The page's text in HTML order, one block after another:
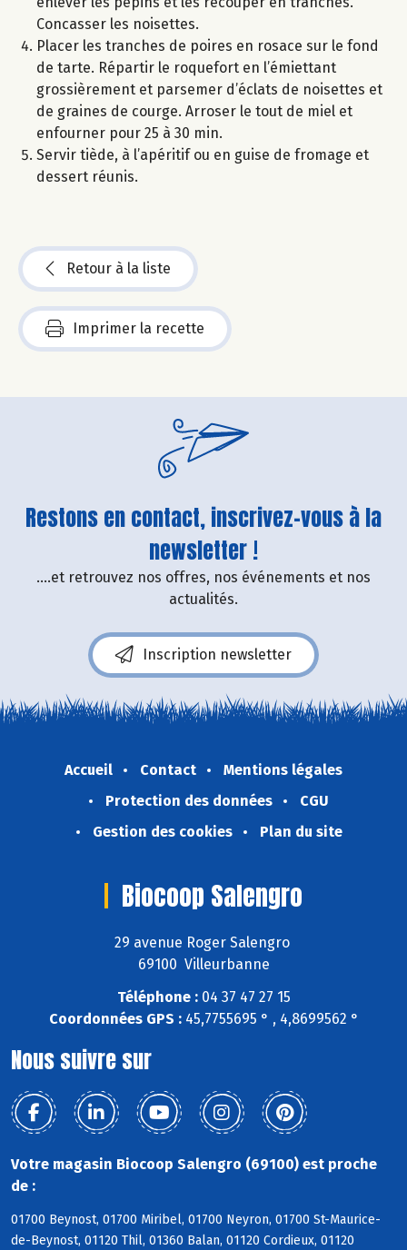
Concasser les noisettes.
Placer les tranches de poires en rosace sur le fond
de tarte. Répartir le roquefort en l’émiettant
grossièrement et parsemer d’éclats de noisettes et
de graines de courge. Arroser le tout de miel et
enfourner pour 25 à 30 min.
Servir tiède, à l’apéritif ou en guise de fromage et
dessert réunis.
Retour à la liste
Imprimer la recette
Restons en contact, inscrivez-vous à la
newsletter !
....et retrouvez nos offres, nos événements et nos
actualités.
Inscription newsletter
Accueil Contact
Mentions légales
Protection des données
CGU
Gestion des cookies
Plan du site
Biocoop Salengro
29 avenue Roger Salengro
69100 Villeurbanne
Téléphone :04 37 47 27 15
Coordonnées GPS :45,7755695 ° , 4,8699562 °
Nous suivre sur
Votre magasin Biocoop Salengro (69100) est proche
de :
01700 Beynost, 01700 Miribel, 01700 Neyron, 01700 St-Maurice-
de-Beynost, 01120 Thil, 01360 Balan, 01120 Cordieux, 01120